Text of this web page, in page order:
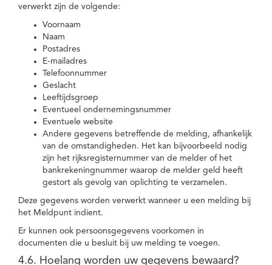
verwerkt zijn de volgende:
Voornaam
Naam
Postadres
E-mailadres
Telefoonnummer
Geslacht
Leeftijdsgroep
Eventueel ondernemingsnummer
Eventuele website
Andere gegevens betreffende de melding, afhankelijk
van de omstandigheden. Het kan bijvoorbeeld nodig
zijn het rijksregisternummer van de melder of het
bankrekeningnummer waarop de melder geld heeft
gestort als gevolg van oplichting te verzamelen.
Deze gegevens worden verwerkt wanneer u een melding bij
het Meldpunt indient.
Er kunnen ook persoonsgegevens voorkomen in
documenten die u besluit bij uw melding te voegen.
4.6. Hoelang worden uw gegevens bewaard?